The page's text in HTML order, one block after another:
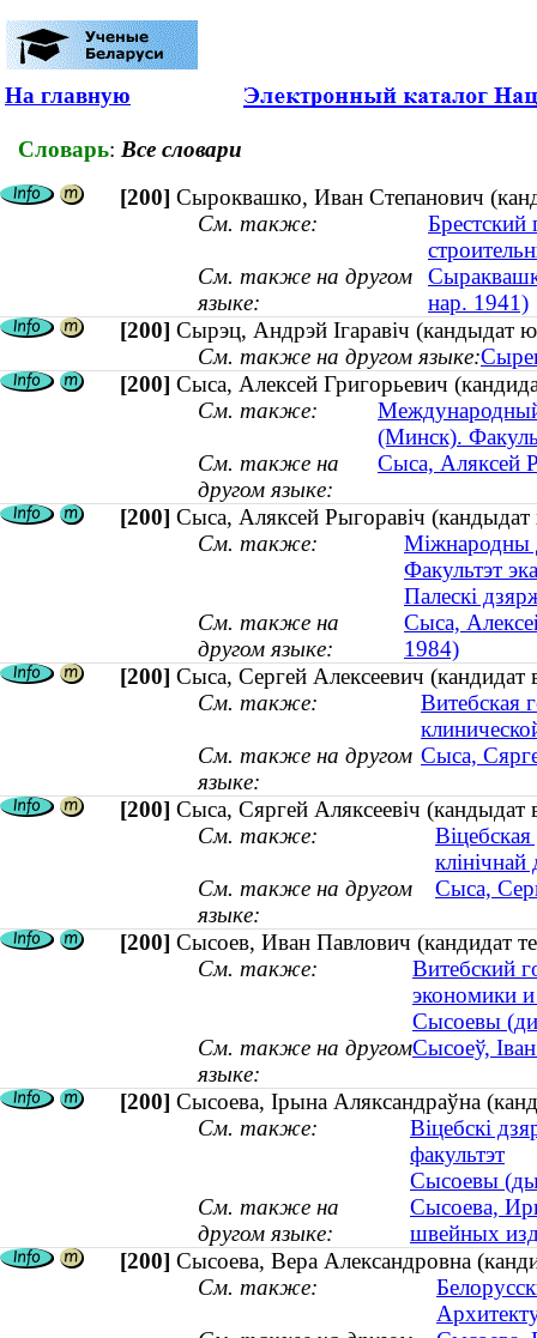
На главную
Словарь: Все словари
[200] Сыроквашко, Иван Степанович
См. также:
Брестский
См. также на другом
языке:
нар. 1941)
[200] Сырэц, Андрэй Ігаравіч
См. также на другом языке:
[200] Сыса, Алексей Григорьевич
См. также:
Международный
(Минск).
См. также на
другом языке:
Сыса, Аляксей
[200] Сыса, Аляксей Рыгоравіч (кандыдат
См. также:
Міжнародны
Факультэт
Палескі
См. также на
другом языке:
Сыса,
1984)
[200] Сыса, Сергей Алексеевич
См. также:
Витебская
См. также на другом
языке:
Сыса,
[200] Сыса, Сяргей Аляксеевіч
См. также:
См. также на другом
языке:
Сыса,
[200] Сысоев, Иван Павлович (кандидат
См. также:
Витебский
экономики
Сысоевы
См. также на другом
языке:
Сысоеў,
[200] Сысоева, Ірына Аляксандраўна
См. также:
Віцебскі
факультэт
Сысоевы
См. также на
другом языке:
Сысоева,
швейных
[200] Сысоева, Вера Александровна
См. также: